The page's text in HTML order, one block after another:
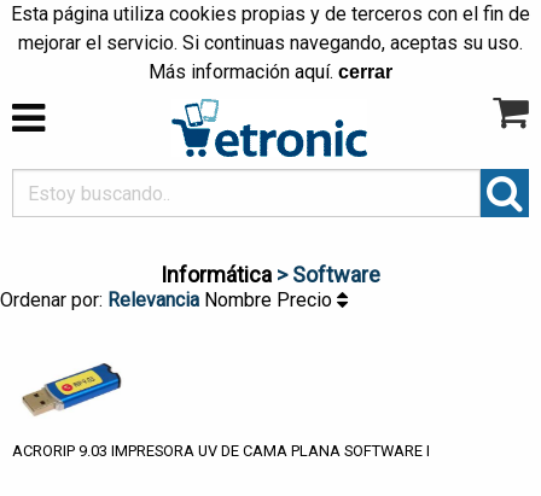
Esta página utiliza cookies propias y de terceros con el fin de
mejorar el servicio. Si continuas navegando, aceptas su uso.
Más información aquí. cerrar
Informática > Software
Ordenar por: Relevancia Nombre Precio
ACRORIP 9.03 IMPRESORA UV DE CAMA PLANA SOFTWARE I